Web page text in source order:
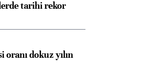
Almanya, Commerzbank
görüşmelere hazırlanıyor
tarihi rekor
dokuz yılın